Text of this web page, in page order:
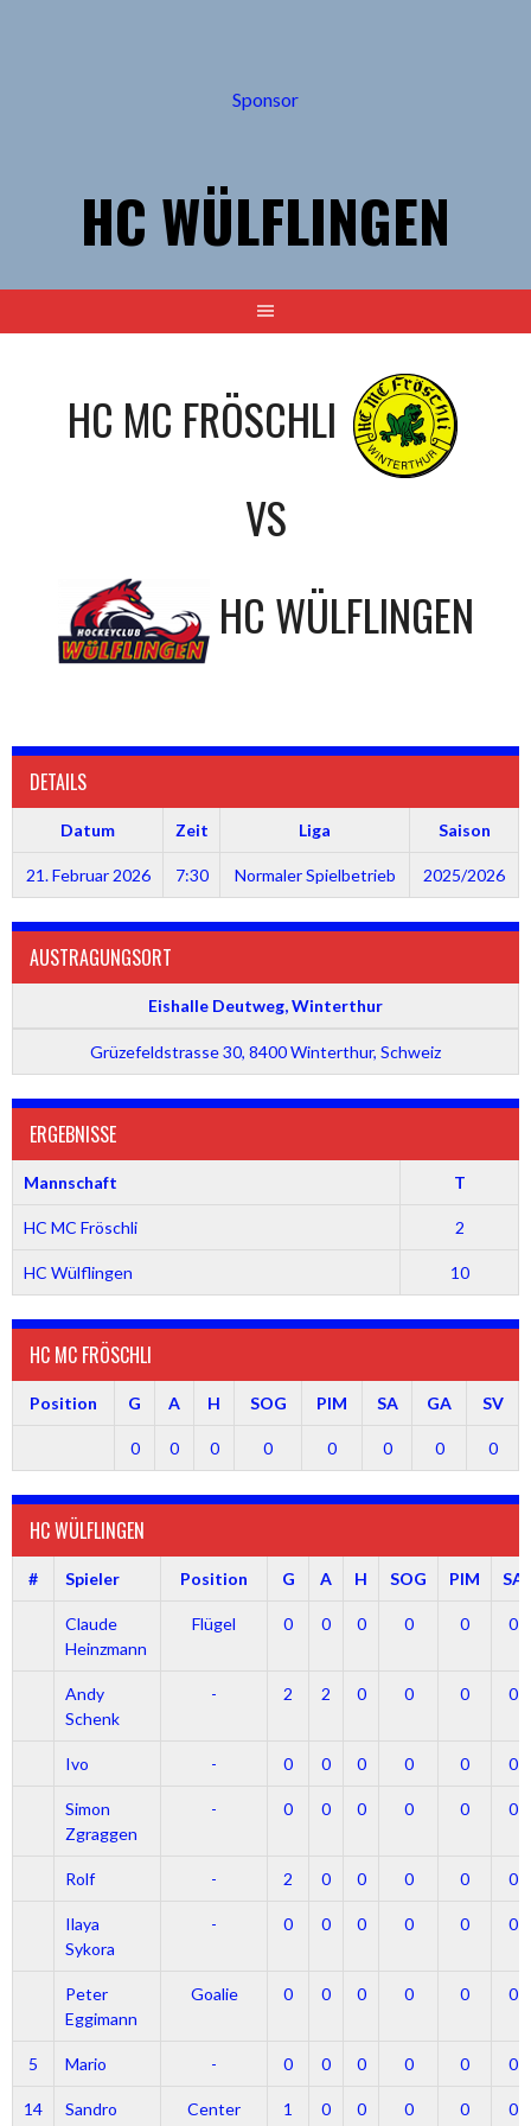
Sponsor
HC WÜLFLINGEN
HC MC FRÖSCHLI
VS
HC WÜLFLINGEN
DETAILS
Datum Zeit Liga Saison
21. Februar 2026 7:30 Normaler Spielbetrieb 2025/2026
AUSTRAGUNGSORT
Eishalle Deutweg, Winterthur
Grüzefeldstrasse 30, 8400 Winterthur, Schweiz
ERGEBNISSE
Mannschaft T
HC MC Fröschli 2
HC Wülflingen 10
HC MC FRÖSCHLI
Position G A H SOG PIM SA GA SV
0 0 0 0 0 0 0 0
HC WÜLFLINGEN
# Spieler Position G A H SOG PIM SA
Claude
Heinzmann
Flügel 0 0 0 0 0 0
Andy
Schenk
- 2 2 0 0 0 0
Ivo - 0 0 0 0 0 0
Simon
Zgraggen
- 0 0 0 0 0 0
Rolf - 2 0 0 0 0 0
Ilaya
Sykora
- 0 0 0 0 0 0
Peter
Eggimann
Goalie 0 0 0 0 0 0
5 Mario - 0 0 0 0 0 0
14
Sandro
Center 1 0 0 0 0 0